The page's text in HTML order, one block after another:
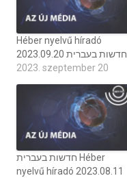
Héber nyelvű híradó
2023.09.20 חדשות בעברית
2023. szeptember 20
חדשות בעברית Héber
nyelvű híradó 2023.08.11